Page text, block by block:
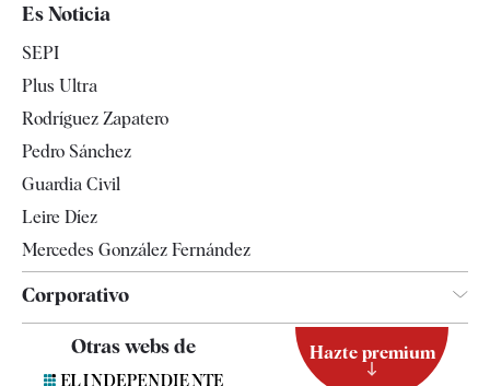
Televisión
Es Noticia
SEPI
Plus Ultra
Rodríguez Zapatero
Pedro Sánchez
Guardia Civil
Leire Díez
Mercedes González Fernández
Corporativo
Otras webs de Hazte premium